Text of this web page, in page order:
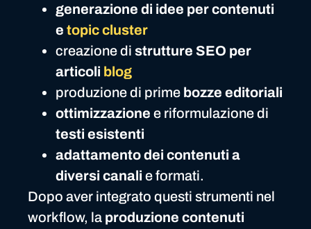
generazione di idee per contenuti
e topic cluster
creazione di strutture SEO per
articoli blog
produzione di prime bozze editoriali
ottimizzazione e riformulazione di
testi esistenti
adattamento dei contenuti a
diversi canali e formati.
Dopo aver integrato questi strumenti nel
workflow, la produzione contenuti